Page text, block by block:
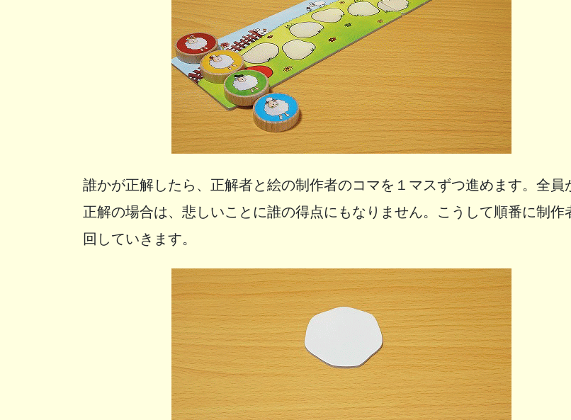
誰かが正解したら、正解者と絵の制作者のコマを１マスずつ進めます。全員
正解の場合は、悲しいことに誰の得点にもなりません。こうして順番に制作
回していきます。